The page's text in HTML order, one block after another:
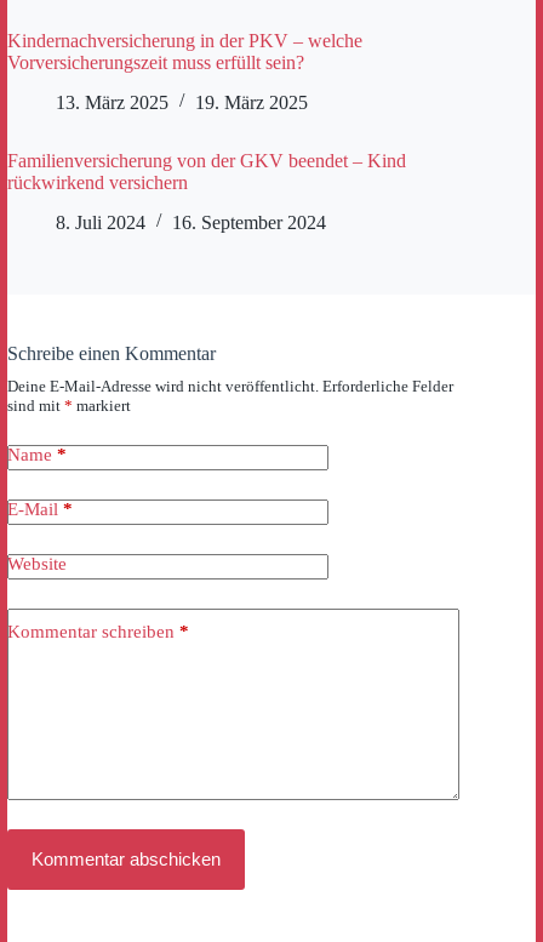
Kindernachversicherung in der PKV – welche
Vorversicherungszeit muss erfüllt sein?
13. März 2025
19. März 2025
Familienversicherung von der GKV beendet – Kind
rückwirkend versichern
8. Juli 2024
16. September 2024
Schreibe einen Kommentar
Deine E-Mail-Adresse wird nicht veröffentlicht. Erforderliche Felder
sind mit * markiert
Name *
E-Mail *
Website
Kommentar schreiben *
Kommentar abschicken